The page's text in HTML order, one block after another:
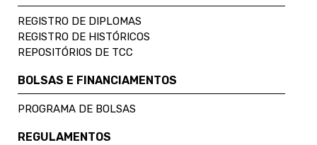
REGISTRO DE DIPLOMAS
REGISTRO DE HISTÓRICOS
REPOSITÓRIOS DE TCC
BOLSAS E FINANCIAMENTOS
PROGRAMA DE BOLSAS
REGULAMENTOS